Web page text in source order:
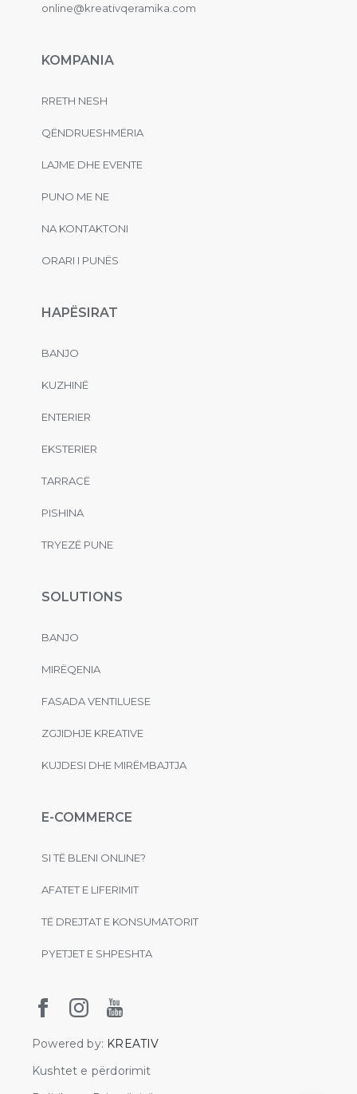
online@kreativqeramika.com
KOMPANIA
RRETH NESH
QËNDRUESHMËRIA
LAJME DHE EVENTE
PUNO ME NE
NA KONTAKTONI
ORARI I PUNËS
HAPËSIRAT
BANJO
KUZHINË
ENTERIER
EKSTERIER
TARRACË
PISHINA
TRYEZË PUNE
SOLUTIONS
BANJO
MIRËQENIA
FASADA VENTILUESE
ZGJIDHJE KREATIVE
KUJDESI DHE MIRËMBAJTJA
E-COMMERCE
SI TË BLENI ONLINE?
AFATET E LIFERIMIT
TË DREJTAT E KONSUMATORIT
PYETJET E SHPESHTA
Powered by: KREATIV
Kushtet e përdorimit